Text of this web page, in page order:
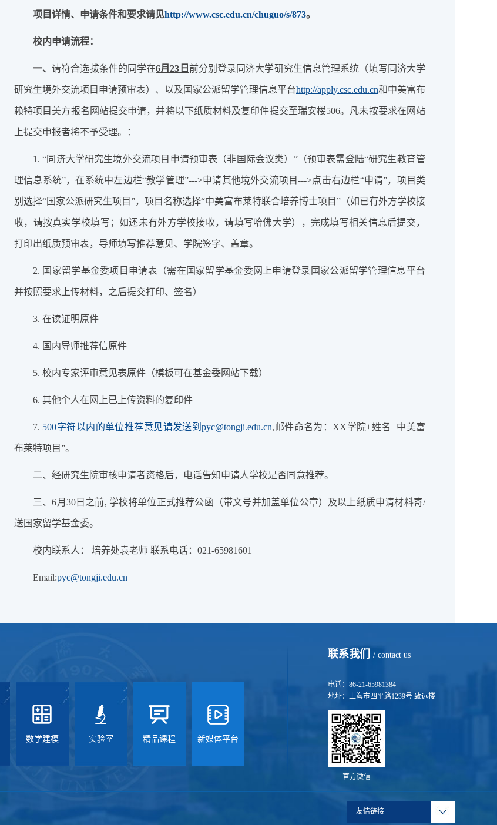
项目详情、申请条件和要求请见http://www.csc.edu.cn/chuguo/s/873。
校内申请流程：
一、请符合选拔条件的同学在6月23日 前分别登录同济大学研究生信息管理系统（填写同济大学
研究生境外交流项目申请预审表）、以及国家公派留学管理信息平台http://apply.csc.edu.cn和中美富布
赖特项目美方报名网站提交申请，并将以下纸质材料及复印件提交至瑞安楼506。凡未按要求在网站
上提交申报者将不予受理。：
1. “同济大学研究生境外交流项目申请预审表（非国际会议类）”（预审表需登陆“研究生教育管
理信息系统”，在系统中左边栏“教学管理”--->申请其他境外交流项目--->点击右边栏“申请”，项目类
别选择“国家公派研究生项目”，项目名称选择“中美富布莱特联合培养博士项目”（如已有外方学校接
收，请按真实学校填写；如还未有外方学校接收，请填写哈佛大学），完成填写相关信息后提交，
打印出纸质预审表，导师填写推荐意见、学院签字、盖章。
2. 国家留学基金委项目申请表（需在国家留学基金委网上申请登录国家公派留学管理信息平台
并按照要求上传材料，之后提交打印、签名）
3. 在读证明原件
4. 国内导师推荐信原件
5. 校内专家评审意见表原件（模板可在基金委网站下载）
6. 其他个人在网上已上传资料的复印件
7. 500字符以内的单位推荐意见请发送到pyc@tongji.edu.cn,邮件命名为：XX学院+姓名+中美富
布莱特项目”。
二、经研究生院审核申请者资格后，电话告知申请人学校是否同意推荐。
三、6月30日之前, 学校将单位正式推荐公函（带文号并加盖单位公章）及以上纸质申请材料寄/
送国家留学基金委。
校内联系人： 培养处袁老师 联系电话：021-65981601
Email:pyc@tongji.edu.cn
数学建模 实验室 精品课程 新媒体平台
联系我们 / contact us
电话：86-21-65981384
地址：上海市四平路1239号 致远楼
官方微信
友情链接